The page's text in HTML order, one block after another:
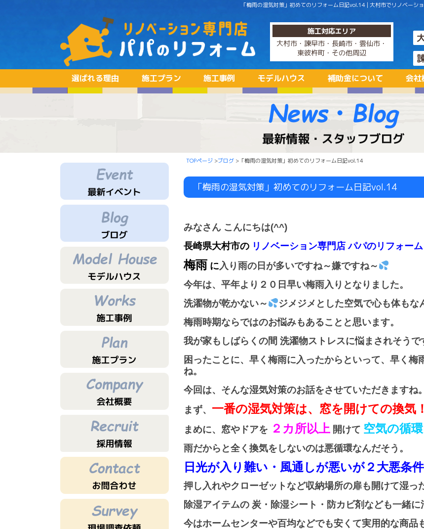
「梅雨の湿気対策」初めてのリフォーム日記vol.14 | 大村市でリノベー
施工対応エリア
大村市・諫早市・長崎市・雲仙市・
東彼杵町・その他周辺
選ばれる理由 施工プラン 施工事例 モデルハウス 補助金について 会社
TOPページ >ブログ >「梅雨の湿気対策」初めてのリフォーム日記vol.14
「梅雨の湿気対策」初めてのリフォーム日記vol.14
みなさん こんにちは(^^)
長崎県大村市の リノベーション専門店 パパのリフォーム
梅雨 に入り雨の日が多いですね～嫌ですね～
今年は、平年より２０日早い梅雨入りとなりました。
洗濯物が乾かない～
ジメジメとした空気で心も体も
梅雨時期ならではのお悩みもあることと思います。
我が家もしばらくの間 洗濯物ストレスに悩まされそうで
困ったことに、早く梅雨に入ったからといって、早く梅
ね。
今回は、そんな湿気対策のお話をさせていただきますね。
まず、 一番の湿気対策は、窓を開けての換気！
まめに、窓やドアを ２カ所以上 開けて 空気の循環
雨だからと全く換気をしないのは悪循環なんだそう。
日光が入り難い・風通しが悪いが２大悪条件
押し入れやクローゼットなど収納場所の扉も開けて湿っ
除湿アイテムの 炭・除湿シート・防カビ剤なども一緒に
今はホームセンターや百均などでも安くて実用的な商品